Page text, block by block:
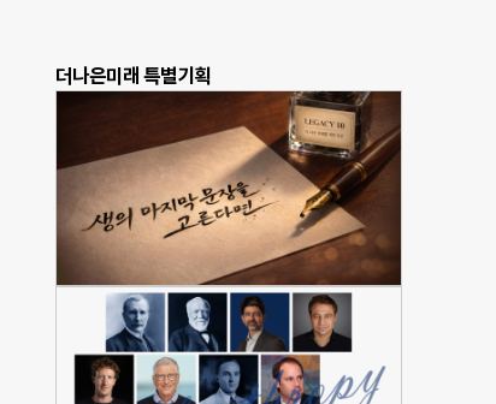
더나은미래 특별기획